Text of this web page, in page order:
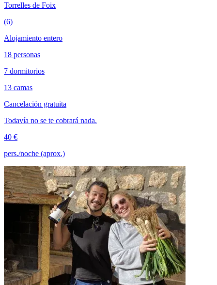
Torrelles de Foix
(6)
Alojamiento entero
18 personas
7 dormitorios
13 camas
Cancelación gratuita
Todavía no se te cobrará nada.
40 €
pers./noche (aprox.)